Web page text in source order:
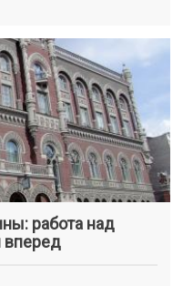
работа над
вперед